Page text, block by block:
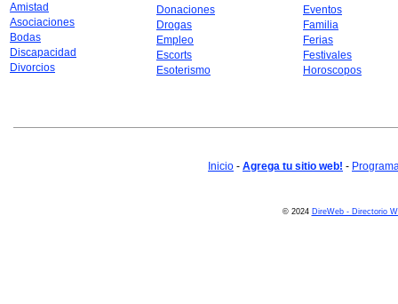
Amistad
Asociaciones
Bodas
Discapacidad
Divorcios
Donaciones
Drogas
Empleo
Escorts
Esoterismo
Eventos
Familia
Ferias
Festivales
Horoscopos
Inicio - Agrega tu sitio web! -
© 2024 DireWeb - Directorio